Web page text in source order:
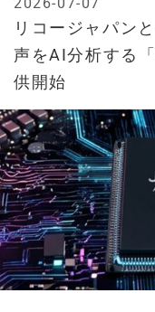
リコージャパン
声をAI分析する
供開始